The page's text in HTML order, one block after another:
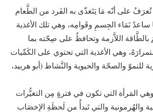
تُعرَفُ على أنّه مَا يَتَغذّى به الفَرد من الطَّعام
نَمَاء الجِسمِ وقَوامِه، وهي تلك الأغذية
بالطَّاقة اللاَّزمة وتحافظُ على صِحّته بما
وهي الأغذية التي تحتوي على الكَمِّيات
للنموّ والصحّة والحيوية والنَّشاط (أبو هربيد،
وهي المَرأة التي تكون في فترةٍ مِن التغيُّرات
والهُرمونية والتي تَبدأُ من لَحظَةِ الإِخصَاب